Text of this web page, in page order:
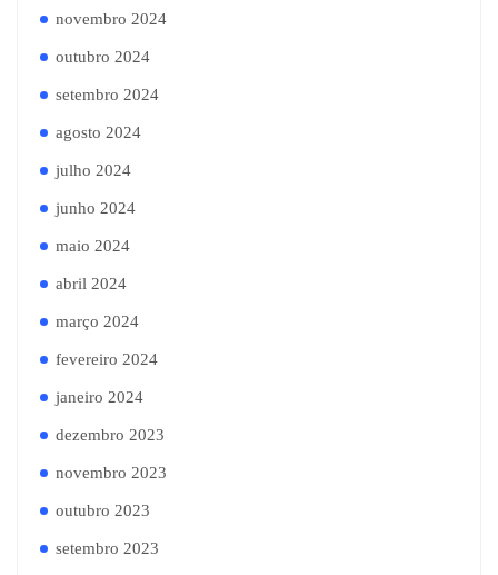
novembro 2024
outubro 2024
setembro 2024
agosto 2024
julho 2024
junho 2024
maio 2024
abril 2024
março 2024
fevereiro 2024
janeiro 2024
dezembro 2023
novembro 2023
outubro 2023
setembro 2023